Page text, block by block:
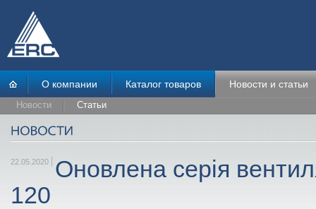
О компании Каталог товаров Новости и статьи
Новости Статьи
22.05.2020
Оновлена серія
120